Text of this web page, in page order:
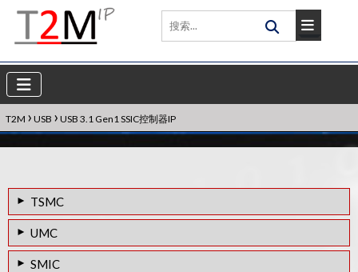
T2M › USB › USB 3.1 Gen1 SSIC控制器IP
TSMC
7FF工艺的USB 3.2 Gen2 PHY IP
12FFC工艺的USB 3.2 Gen2 PHY IP
UMC
28HPC工艺的USB 3.2 GEN2 PHY IP
SMIC